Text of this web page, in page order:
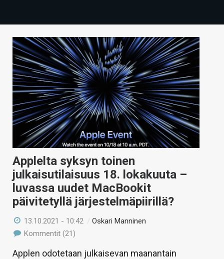
TECHBBS
TIETOA
HINTA.FI
KAUPPA
VAIHDA TEEMA
HAKU
Applelta syksyn toinen
julkaisutilaisuus 18. lokakuuta –
luvassa uudet MacBookit
päivitetyllä järjestelmäpiirillä?
13.10.2021 - 10:42 /Oskari Manninen
Kommentit (21)
Applen odotetaan julkaisevan maanantain